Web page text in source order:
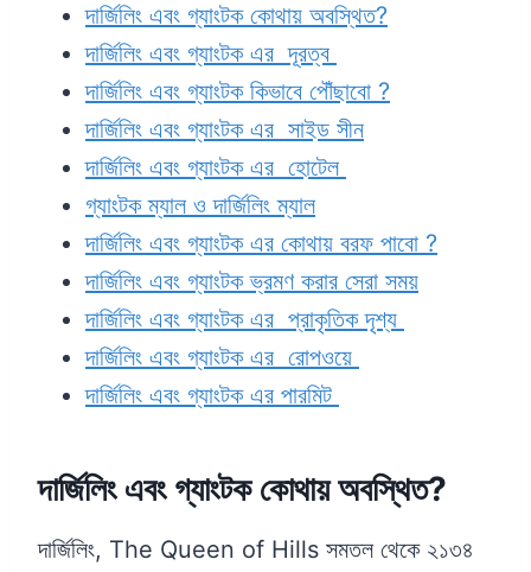
দার্জিলিং এবং গ্যাংটক কোথায় অবস্থিত?
দার্জিলিং এবং গ্যাংটক এর দূরত্ব
দার্জিলিং এবং গ্যাংটক কিভাবে পৌঁছাবো ?
দার্জিলিং এবং গ্যাংটক এর সাইড সীন
দার্জিলিং এবং গ্যাংটক এর হোটেল
গ্যাংটক ম্যাল ও দার্জিলিং ম্যাল
দার্জিলিং এবং গ্যাংটক এর কোথায় বরফ পাবো ?
দার্জিলিং এবং গ্যাংটক ভ্রমণ করার সেরা সময়
দার্জিলিং এবং গ্যাংটক এর প্রাকৃতিক দৃশ্য
দার্জিলিং এবং গ্যাংটক এর রোপওয়ে
দার্জিলিং এবং গ্যাংটক এর পারমিট
দার্জিলিং এবং গ্যাংটক কোথায় অবস্থিত?
দার্জিলিং, The Queen of Hills সমতল থেকে ২১৩৪